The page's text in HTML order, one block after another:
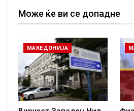
Може ќе ви се допадне
МАКЕДОНИЈА